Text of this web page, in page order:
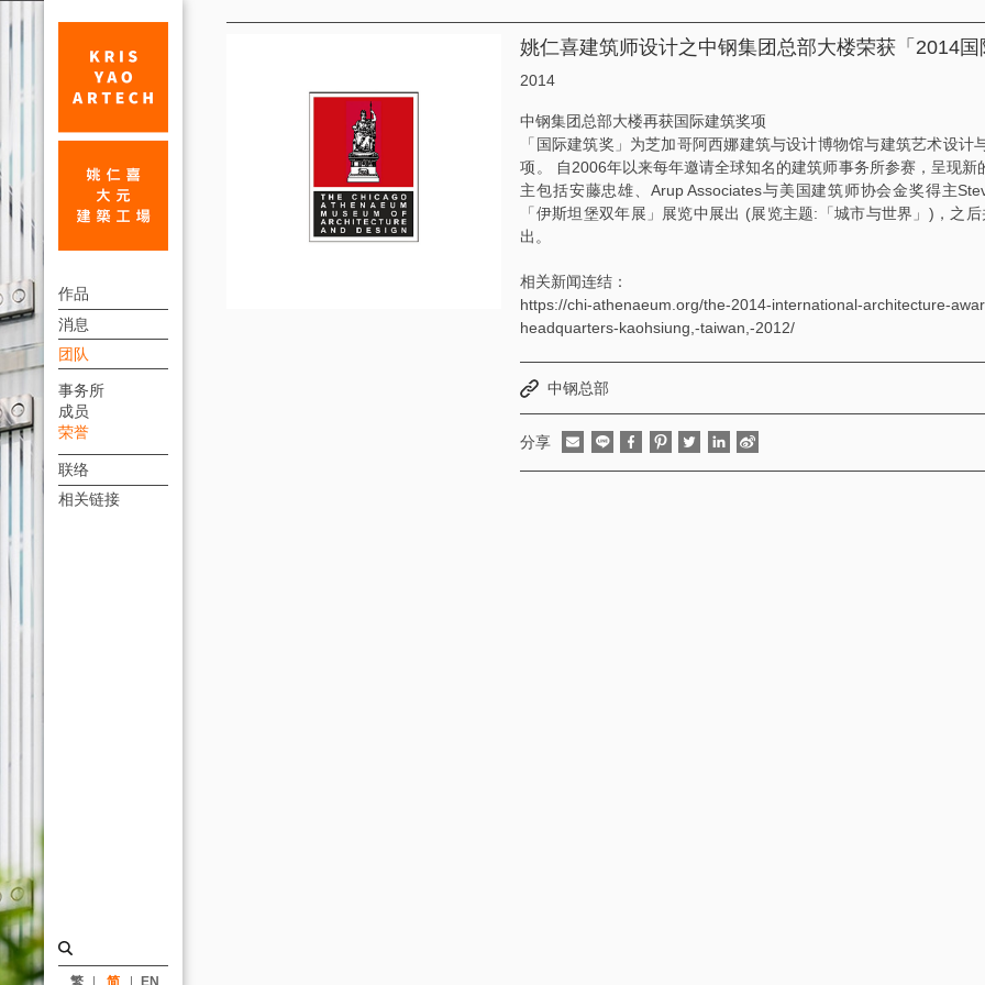
仁
喜
建
筑
师
设
计
际
上
方
連
結
選
單
作品
消息
团队
事务所
成员
荣誉
联络
相关链接
繁 简 EN
姚仁喜建筑师设计之中钢集团总部大楼荣获「2014
2014
中钢集团总部大楼再获国际建筑奖项
「国际建筑奖」为芝加哥阿西娜建筑与设计博物馆与建筑艺术设
项。 自2006年以来每年邀请全球知名的建筑师事务所参赛，呈现
主包括安藤忠雄、Arup Associates与美国建筑师协会金奖得主
「伊斯坦堡双年展」展览中展出 (展览主题:「城市与世界」)，之
出。
相关新闻连结：
https://chi-athenaeum.org/the-2014-international-architecture-
headquarters-kaohsiung,-taiwan,-2012/
中钢总部
分享